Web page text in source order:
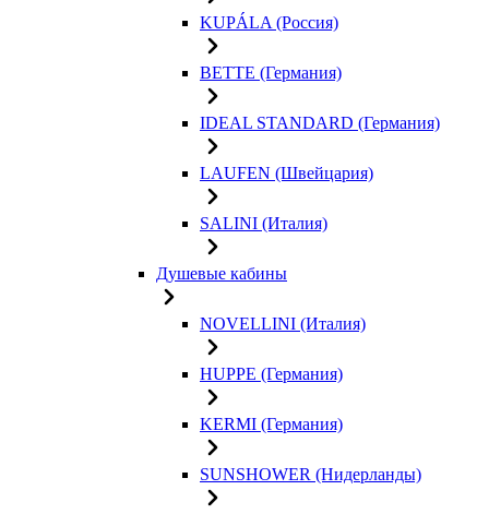
KUPÁLA (Россия)
BETTE (Германия)
IDEAL STANDARD (Германия)
LAUFEN (Швейцария)
SALINI (Италия)
Душевые кабины
NOVELLINI (Италия)
HUPPE (Германия)
KERMI (Германия)
SUNSHOWER (Нидерланды)